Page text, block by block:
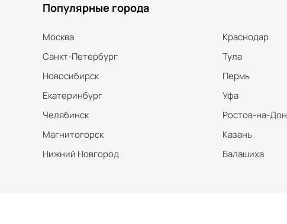
Популярные города
Москва
Санкт-Петербург
Новосибирск
Екатеринбург
Челябинск
Магнитогорск
Нижний Новгород
Краснодар
Тула
Пермь
Уфа
Ростов-на-
Казань
Балашиха